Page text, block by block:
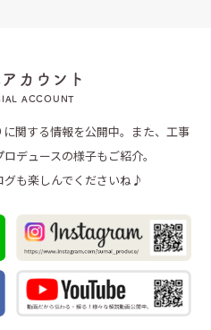
カウント
ACCOUNT
関する情報を公開中。また、工事
デュースの様子もご紹介。
も楽しんでくださいね♪